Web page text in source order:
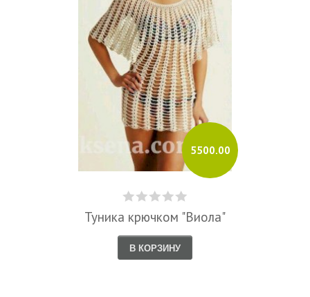
5500.00
Туника крючком "Виола"
В КОРЗИНУ